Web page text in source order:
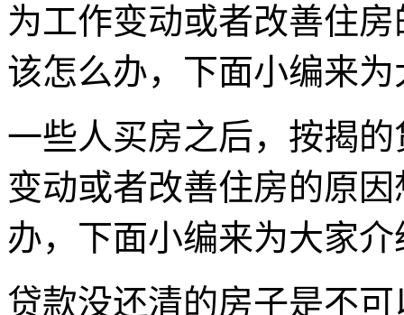
为工作变动或者改善住
该怎么办，下面小编来
一些人买房之后，按揭
变动或者改善住房的原
办，下面小编来为大家
贷款没还清的房子是不